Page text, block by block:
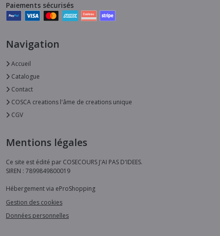
Paiements sécurisés
Navigation
Accueil
Catalogue
Contact
COSCA creations l'âme de creations unique
CGV
Mentions légales
Ce site est édité par COSECOURS J'AI PAS D'IDEES.
SIREN : 7899849800019
Hébergement via eProShopping
Gestion des cookies
Données personnelles